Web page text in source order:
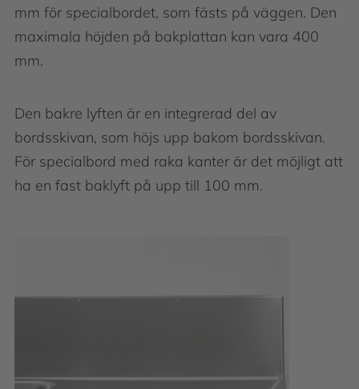
mm för specialbordet, som fästs på väggen. Den
maximala höjden på bakplattan kan vara 400
mm.
Den bakre lyften är en integrerad del av
bordsskivan, som höjs upp bakom bordsskivan.
För specialbord med raka kanter är det möjligt att
ha en fast baklyft på upp till 100 mm.